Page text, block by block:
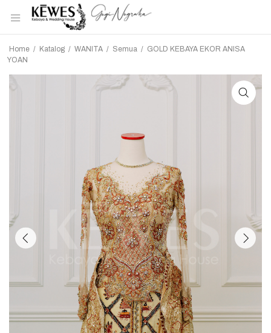
Home / Katalog / WANITA / Semua / GOLD KEBAYA EKOR ANISA
YOAN